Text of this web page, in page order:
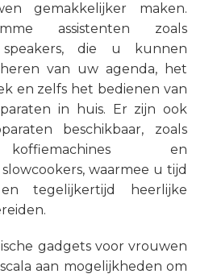
gemakkelijker maken.
assistenten zoals
speakers, die u kunnen
van uw agenda, het
en zelfs het bedienen van
in huis. Er zijn ook
beschikbaar, zoals
en
waarmee u tijd
tegelijkertijd heerlijke
gadgets voor vrouwen
aan mogelijkheden om